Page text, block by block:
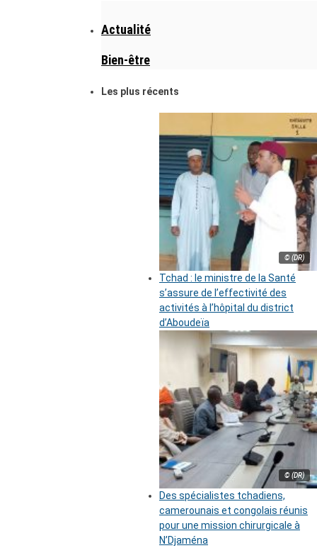
Actualité
Bien-être
Les plus récents
© (DR)
Tchad : le ministre de la Santé
s’assure de l’effectivité des
activités à l’hôpital du district
d’Aboudeïa
© (DR)
Des spécialistes tchadiens,
camerounais et congolais réunis
pour une mission chirurgicale à
N’Djaména